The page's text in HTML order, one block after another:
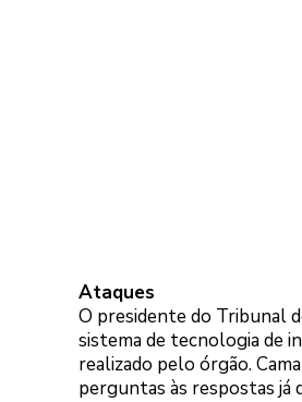
Ataques
O presidente do Tribunal
sistema de tecnologia de
realizado pelo órgão.
perguntas às respostas já